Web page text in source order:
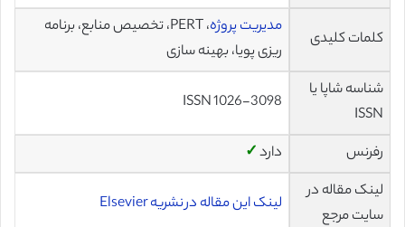
کلمات کلیدی
مدیریت پروژه
، PERT، تخصیص منابع، برنامه
ریزی پویا، بهینه سازی
شناسه شاپا یا
ISSN
ISSN 1026-3098
رفرنس دارد✓
لینک مقاله در
سایت مرجع
لینک این مقاله در نشریه Elsevier